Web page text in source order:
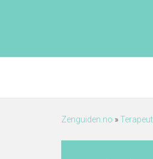
Zenguiden.no »Terapeut